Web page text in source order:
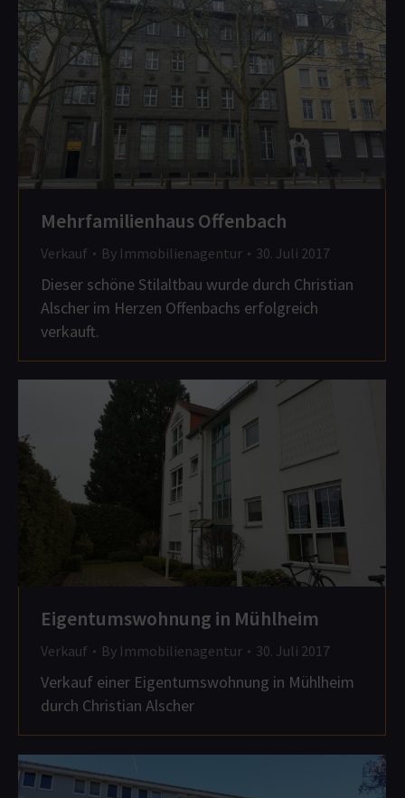
Mehrfamilienhaus Offenbach
Verkauf By Immobilienagentur 30. Juli 2017
Dieser schöne Stilaltbau wurde durch Christian
Alscher im Herzen Offenbachs erfolgreich
verkauft.
Eigentumswohnung in Mühlheim
Verkauf By Immobilienagentur 30. Juli 2017
Verkauf einer Eigentumswohnung in Mühlheim
durch Christian Alscher